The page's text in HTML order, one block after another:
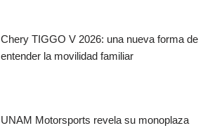
Chery TIGGO V 2026: una nueva forma de
entender la movilidad familiar
UNAM Motorsports revela su monoplaza